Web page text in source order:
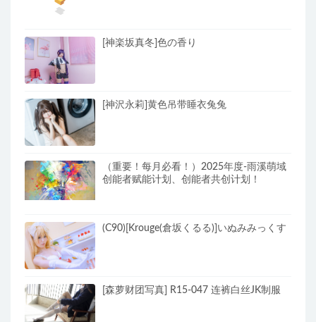
[神楽坂真冬]色の香り
[神沢永莉]黄色吊带睡衣兔兔
（重要！每月必看！）2025年度-雨溪萌域
创能者赋能计划、创能者共创计划！
(C90)[Krouge(倉坂くるる)]いぬみみっくす
[森萝财团写真] R15-047 连裤白丝JK制服